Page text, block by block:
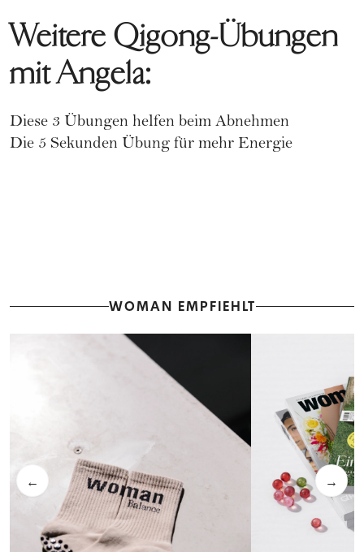
Weitere Qigong-Übungen
mit Angela:
Diese 3 Übungen helfen beim Abnehmen
Die 5 Sekunden Übung für mehr Energie
WOMAN EMPFIEHLT
← →